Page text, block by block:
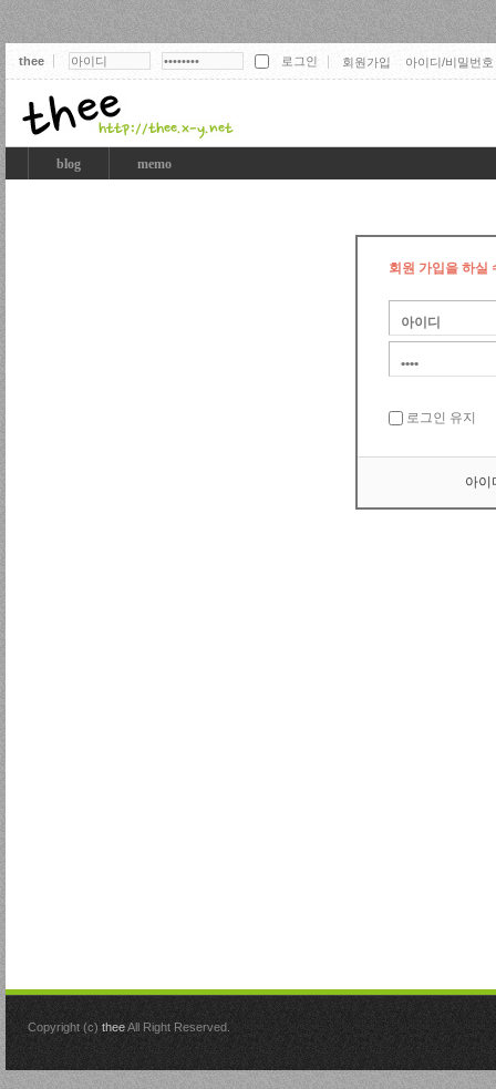
thee 회원가입 아이디/비밀번
blog memo
회원 가입을 하실
로그인 유지
아이
Copyright (c) theeAll Right Reserved.